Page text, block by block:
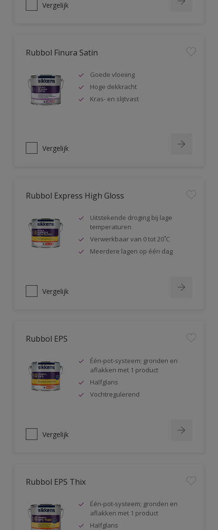
Vergelijk
Rubbol Finura Satin
Goede vloeiing
Hoge dekkracht
Kras- en slijtvast
Vergelijk
Rubbol Express High Gloss
Uitstekende droging bij lage
temperaturen
Verwerkbaar van 0 tot 20˚C
Meerdere lagen op één dag
Vergelijk
Rubbol EPS
Één-pot-systeem; gronden en
aflakken met 1 product
Halfglans
Vochtregulerend
Vergelijk
Rubbol EPS Thix
Één-pot-systeem; gronden en
aflakken met 1 product
Halfglans